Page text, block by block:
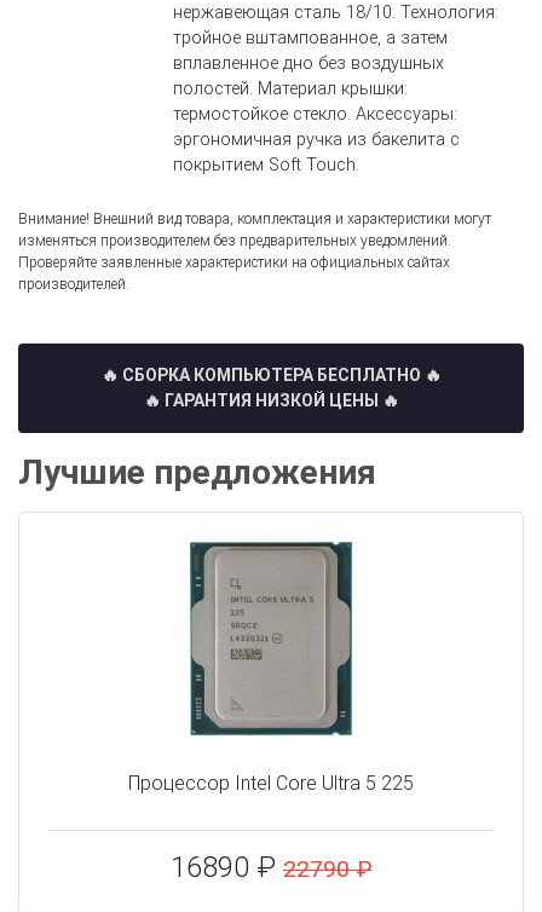
нержавеющая сталь 18/10. Технология:
тройное вштампованное, а затем
вплавленное дно без воздушных
полостей. Материал крышки:
термостойкое стекло. Аксессуары:
эргономичная ручка из бакелита с
покрытием Soft Touch.
Внимание! Внешний вид товара, комплектация и характеристики могут
изменяться производителем без предварительных уведомлений.
Проверяйте заявленные характеристики на официальных сайтах
производителей.
🔥 СБОРКА КОМПЬЮТЕРА БЕСПЛАТНО 🔥
🔥 ГАРАНТИЯ НИЗКОЙ ЦЕНЫ 🔥
Лучшие предложения
Процессор Intel Core Ultra 5 225
16890 ₽ 22790 ₽